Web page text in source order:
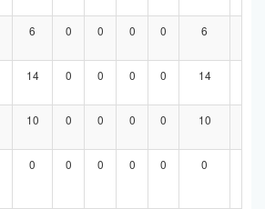
6 0 0 0 0 6
14 0 0 0 0 14
10 0 0 0 0 10
0 0 0 0 0 0